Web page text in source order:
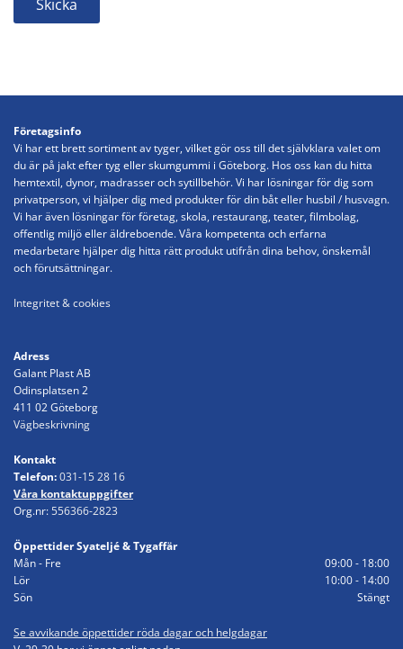
Företagsinfo
Vi har ett brett sortiment av tyger, vilket gör oss till det självklara valet om
du är på jakt efter tyg eller skumgummi i Göteborg. Hos oss kan du hitta
hemtextil, dynor, madrasser och sytillbehör. Vi har lösningar för dig som
privatperson, vi hjälper dig med produkter för din båt eller husbil / husvagn.
Vi har även lösningar för företag, skola, restaurang, teater, filmbolag,
offentlig miljö eller äldreboende. Våra kompetenta och erfarna
medarbetare hjälper dig hitta rätt produkt utifrån dina behov, önskemål
och förutsättningar.
Integritet & cookies
Adress
Galant Plast AB
Odinsplatsen 2
411 02 Göteborg
Vägbeskrivning
Kontakt
Telefon:031-15 28 16
Våra kontaktuppgifter
Org.nr:556366-2823
Öppettider Syateljé & Tygaffär
Mån - Fre
09:00 - 18:00
Lör
10:00 - 14:00
Sön
Stängt
Se avvikande öppettider röda dagar och helgdagar